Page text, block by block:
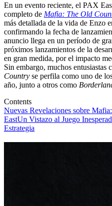
En un evento reciente, el PAX
completo de Mafia: The Old
más detallada de la vida de Enzo
confirmando la fecha de
anuncio llega en un período de
próximos lanzamientos de la
en gran medida, por el impacto
Sin embargo, muchos entusiastas
Country se perfila como uno de
año, junto a otros como
Contents
Nuevas Revelaciones sobre
EastUn Vistazo al Juego
Estrategia